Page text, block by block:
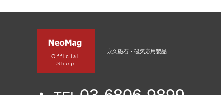
Official
Shop
永久磁石・磁気応用製品